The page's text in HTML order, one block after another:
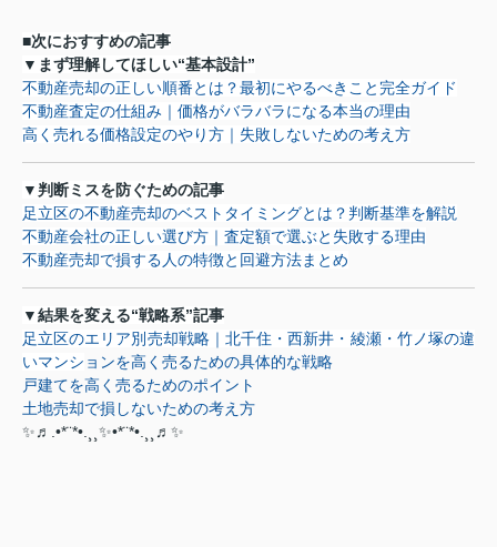
■次におすすめの記事
▼ まず理解してほしい“基本設計”
不動産売却の正しい順番とは？最初にやるべきこと完全ガイド
不動産査定の仕組み｜価格がバラバラになる本当の理由
高く売れる価格設定のやり方｜失敗しないための考え方
▼ 判断ミスを防ぐための記事
足立区の不動産売却のベストタイミングとは？判断基準を解説
不動産会社の正しい選び方｜査定額で選ぶと失敗する理由
不動産売却で損する人の特徴と回避方法まとめ
▼結果を変える“戦略系”記事
足立区のエリア別売却戦略｜北千住・西新井・綾瀬・竹ノ塚の違
いマンシ ョンを高く売るための具体的な戦略
戸建てを高く売るためのポイント
土地売却で損しないための考え方
✨♬.•*¨*•.¸¸✨•*¨*•.¸¸♬✨